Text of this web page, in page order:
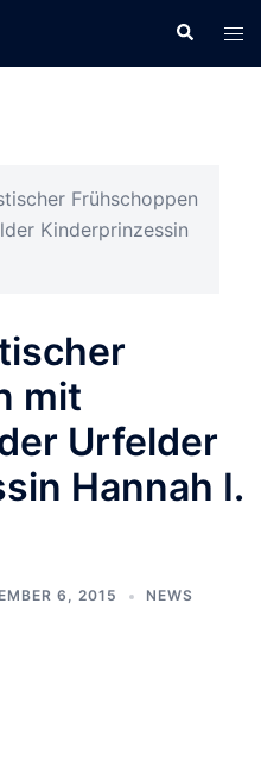
Suche
Frühschoppen
Kinderprinzessin
mit
Urfelder
Hannah I.
6, 2015 NEWS